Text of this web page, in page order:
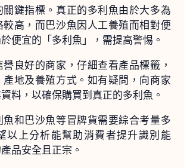
鍵指標。真正的多利魚由於大多為
較高，而巴沙魚因人工養殖而相對便
便宜的「多利魚」，需提高警惕。
良好的商家，仔細查看產品標籤，
地及養殖方式。如有疑問，向商家
料，以確保購買到真正的多利魚。
和巴沙魚等冒牌貨需要綜合考量多
以上分析能幫助消費者提升識別能
品安全且正宗。